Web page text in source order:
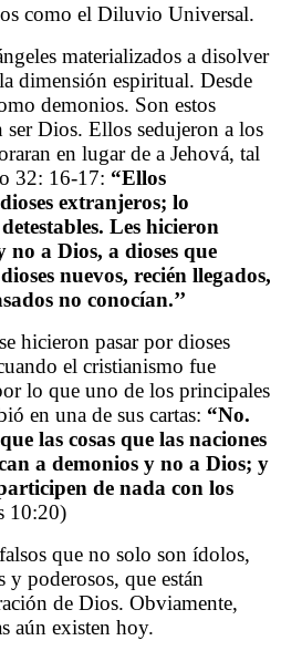
como el Diluvio Universal.
materializados a disolver
dimensión espiritual. Desde
demonios. Son estos
Dios. Ellos sedujeron a los
en lugar de a Jehová, tal
32: 16-17: “Ellos
extranjeros; lo
Les hicieron
no a Dios, a dioses que
nuevos, recién llegados,
no conocían.’’
hicieron pasar por dioses
el cristianismo fue
lo que uno de los principales
en una de sus cartas: “No.
las cosas que las naciones
a demonios y no a Dios; y
de nada con los
10:20)
que no solo son ídolos,
poderosos, que están
de Dios. Obviamente,
aún existen hoy.